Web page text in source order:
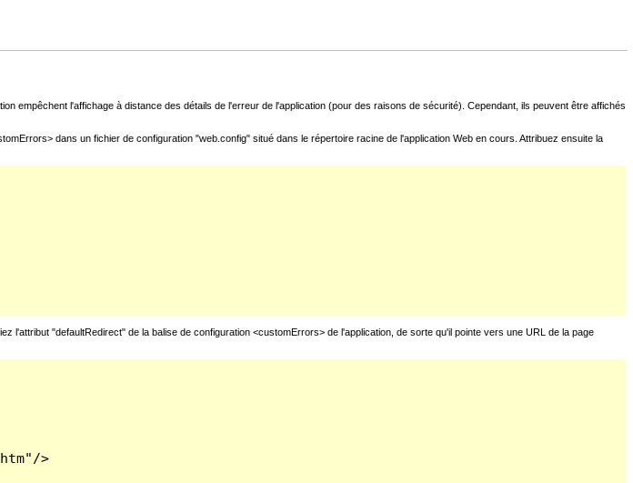
empêchent l'affichage à distance des détails de l'erreur de l'application (pour des raisons de sécurité). Cependant, ils peuvent être affichés
dans un fichier de configuration "web.config" situé dans le répertoire racine de l'application Web en cours. Attribuez ensuite la
"defaultRedirect" de la balise de configuration <customErrors> de l'application, de sorte qu'il pointe vers une URL de la page
>